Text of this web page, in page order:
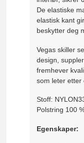
De elastiske
elastisk kant
beskytter deg
Vegas skiller
design,
fremhever
som leter etter
Stoff:
Polstring 100
Egenskaper: